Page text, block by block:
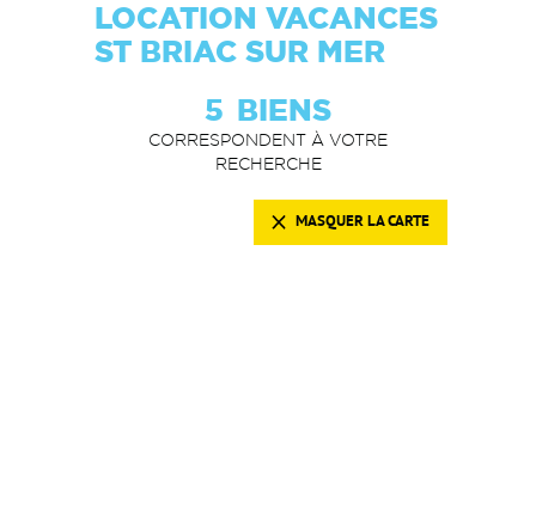
LOCATION VACANCES
ST BRIAC SUR MER
5 BIENS
CORRESPONDENT À VOTRE
RECHERCHE
MASQUER LA CARTE